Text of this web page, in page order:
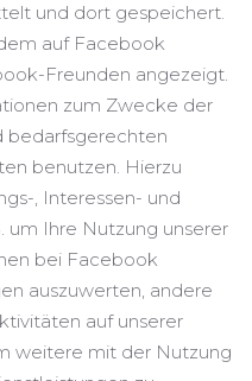
und dort gespeichert.
auf Facebook
Freunden angezeigt.
zum Zwecke der
bedarfsgerechten
benutzen. Hierzu
, Interessen- und
um Ihre Nutzung unserer
bei Facebook
auszuwerten, andere
auf unserer
weitere mit der Nutzung